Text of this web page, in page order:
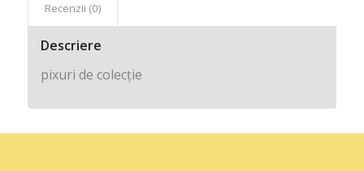
Recenzii (0)
Descriere
pixuri de colecție